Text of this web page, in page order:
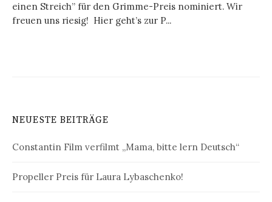
einen Streich” für den Grimme-Preis nominiert. Wir
freuen uns riesig! Hier geht’s zur P...
NEUESTE BEITRÄGE
Constantin Film verfilmt „Mama, bitte lern Deutsch“
Propeller Preis für Laura Lybaschenko!